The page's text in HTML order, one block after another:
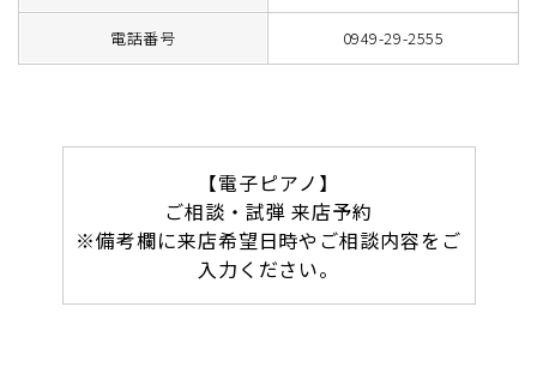
電話番号 0949-29-2555
【電子ピアノ】
ご相談・試弾 来店予約
※備考欄に来店希望日時やご相談内容をご
入力ください。